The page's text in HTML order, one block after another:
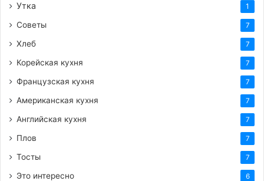
Утка 1
Советы 7
Хлеб 7
Корейская кухня 7
Французская кухня 7
Американская кухня 7
Английская кухня 7
Плов 7
Тосты 7
Это интересно 6